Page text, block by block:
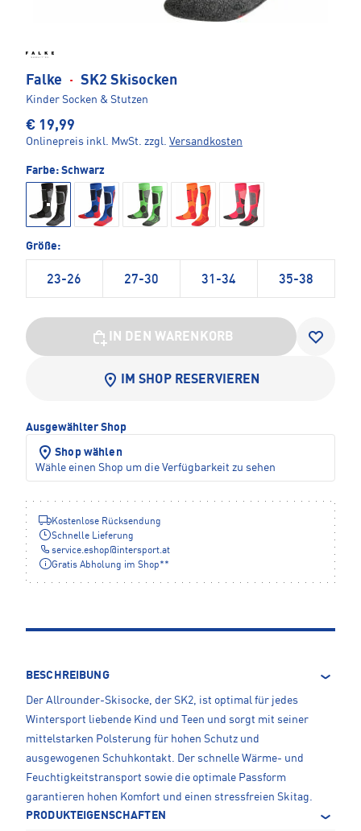
Falke · SK2 Skisocken
Kinder Socken & Stutzen
€ 19,99
Onlinepreis inkl. MwSt. zzgl. Versandkosten
Farbe: Schwarz
Größe:
23-26 27-30 31-34 35-38
IN DEN WARENKORB
IM SHOP RESERVIEREN
Ausgewählter Shop
Shop wählen
Wähle einen Shop um die Verfügbarkeit zu sehen
Kostenlose Rücksendung
Schnelle Lieferung
service.eshop@intersport.at
Gratis Abholung im Shop**
BESCHREIBUNG
Der Allrounder-Skisocke, der SK2, ist optimal für jedes
Wintersport liebende Kind und Teen und sorgt mit seiner
mittelstarken Polsterung für hohen Schutz und
ausgewogenen Schuhkontakt. Der schnelle Wärme- und
Feuchtigkeitstransport sowie die optimale Passform
garantieren hohen Komfort und einen stressfreien Skitag.
PRODUKTEIGENSCHAFTEN